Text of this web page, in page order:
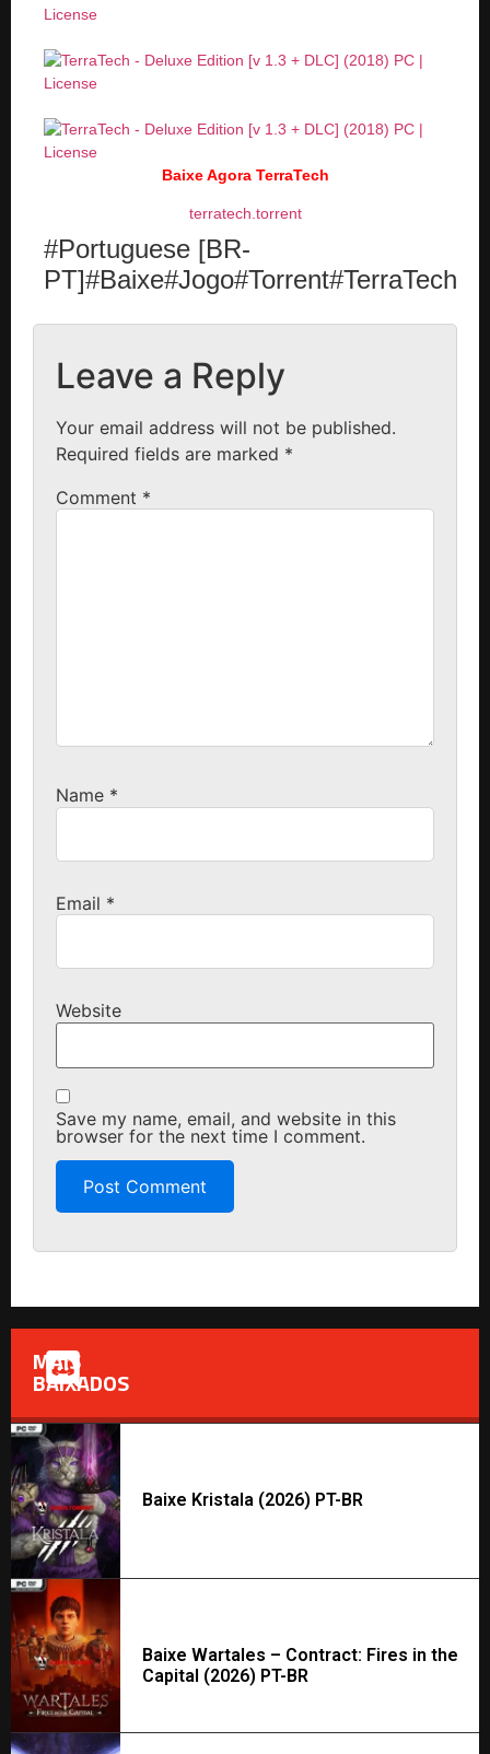
Baixe Agora TerraTech
terratech.torrent
#Portuguese [BR-
PT]#Baixe#Jogo#Torrent#TerraTech
Leave a Reply
Your email address will not be published.
Required fields are marked *
Comment *
Name *
Email *
Website
Save my name, email, and website in this
browser for the next time I comment.
MAIS
BAIXADOS
Baixe Kristala (2026) PT-BR
Baixe Wartales – Contract: Fires in the
Capital (2026) PT-BR